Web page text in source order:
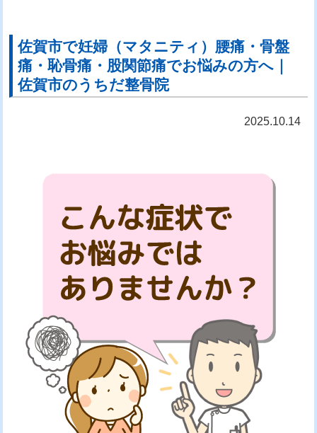
佐賀市で妊婦（マタニティ）腰痛・骨盤
痛・恥骨痛・股関節痛でお悩みの方へ｜
佐賀市のうちだ整骨院
2025.10.14